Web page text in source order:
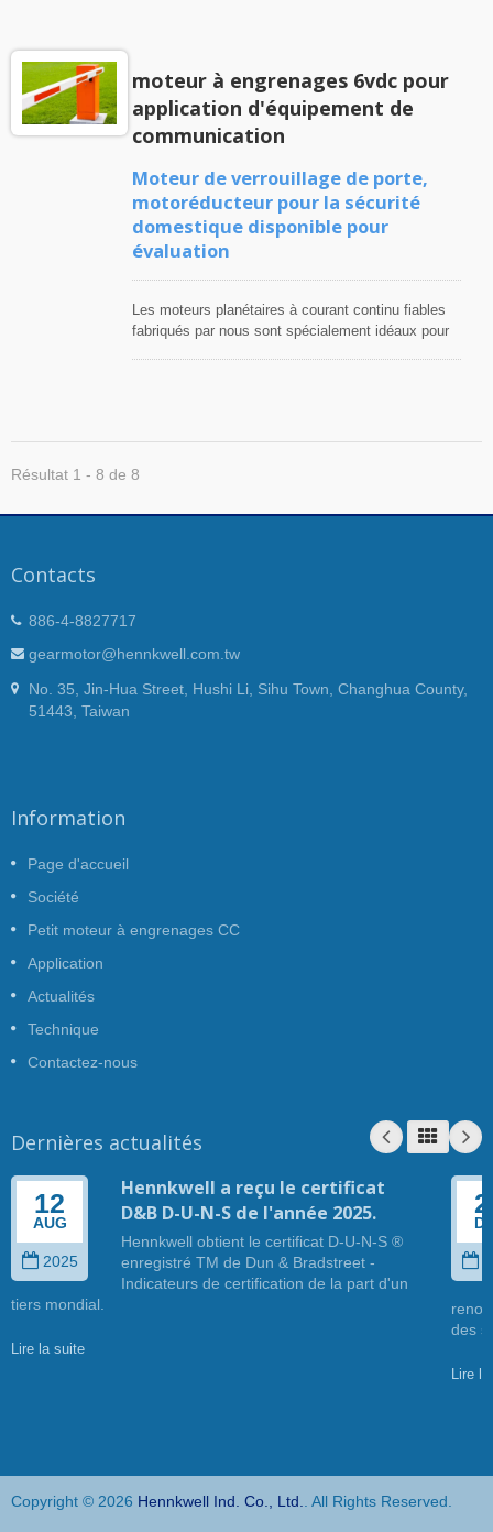
moteur à engrenages 6vdc pour
application d'équipement de
communication
Moteur de verrouillage de porte,
motoréducteur pour la sécurité
domestique disponible pour
évaluation
Les moteurs planétaires à courant continu fiables
fabriqués par nous sont spécialement idéaux pour
Résultat 1 - 8 de 8
Contacts
886-4-8827717
gearmotor@hennkwell.com.tw
No. 35, Jin-Hua Street, Hushi Li, Sihu Town, Changhua County,
51443, Taiwan
Information
Page d'accueil
Société
Petit moteur à engrenages CC
Application
Actualités
Technique
Contactez-nous
Dernières actualités
12
AUG
2025
Hennkwell a reçu le certificat
D&B D-U-N-S de l'année 2025.
Hennkwell obtient le certificat D-U-N-S ®
enregistré TM de Dun & Bradstreet -
Indicateurs de certification de la part d'un
tiers mondial.
Lire la suite
des
Lire
Copyright © 2026 Hennkwell Ind. Co., Ltd. . All Rights Reserved.